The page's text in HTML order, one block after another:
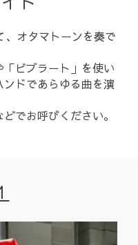
、オタマトーンを奏で
ビブラート」を使い
ドであらゆる曲を演
でお呼びください。